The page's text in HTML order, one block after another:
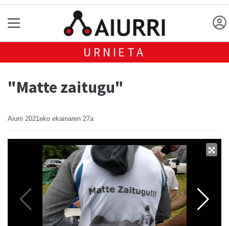
URNIETA
"Matte zaitugu"
Aiurri 2021eko ekainaren 27a